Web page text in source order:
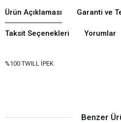
Ürün Açıklaması Garanti ve
Taksit Seçenekleri Yorumlar
%100 TWILL İPEK
Benzer